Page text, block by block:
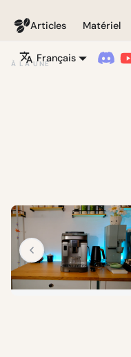
Coffeegeek
Articles Matériel
Français
À LA UNE